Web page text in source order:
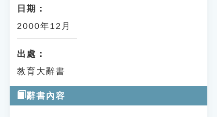
日期：
2000年12月
出處：
教育大辭書
辭書內容